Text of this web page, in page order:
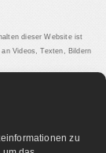
zu
dieser Website ist
Videos, Texten, Bildern